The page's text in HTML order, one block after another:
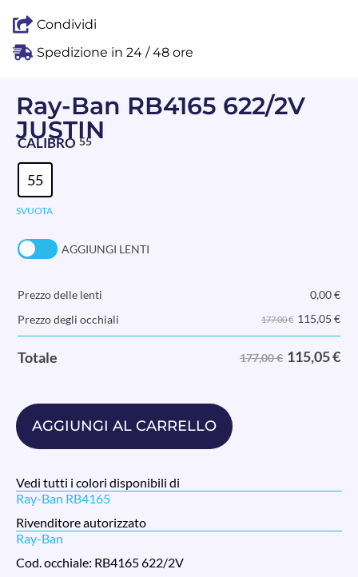
Condividi
Spedizione in 24 / 48 ore
Ray-Ban RB4165 622/2V
JUSTIN
CALIBRO 55
55
SVUOTA
AGGIUNGI LENTI
Prezzo delle lenti 0,00€
Prezzo degli occhiali
177,00 € 115,05 €
Totale 177,00 € 115,05€
AGGIUNGI AL CARRELLO
Vedi tutti i colori disponibili di
Ray-Ban RB4165
Rivenditore autorizzato
Ray-Ban
Cod. occhiale: RB4165 622/2V